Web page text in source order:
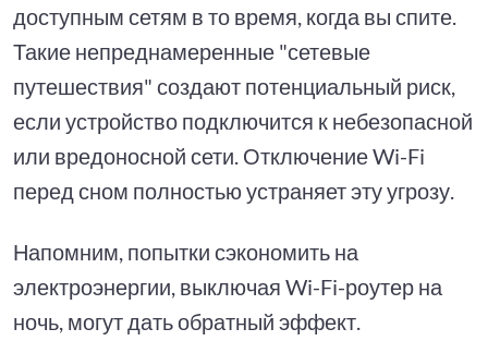
доступным сетям в то время, когда вы спите.
Такие непреднамеренные "сетевые
путешествия" создают потенциальный риск,
если устройство подключится к небезопасной
или вредоносной сети. Отключение Wi-Fi
перед сном полностью устраняет эту угрозу.
Напомним, попытки сэкономить на
электроэнергии, выключая Wi-Fi-роутер на
ночь, могут дать обратный эффект.